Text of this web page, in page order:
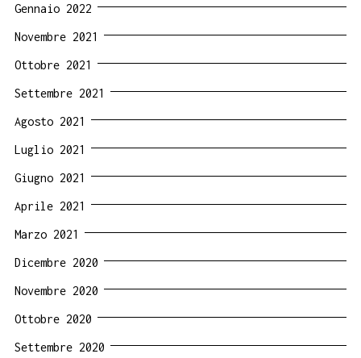
Gennaio 2022
Novembre 2021
Ottobre 2021
Settembre 2021
Agosto 2021
Luglio 2021
Giugno 2021
Aprile 2021
Marzo 2021
Dicembre 2020
Novembre 2020
Ottobre 2020
Settembre 2020